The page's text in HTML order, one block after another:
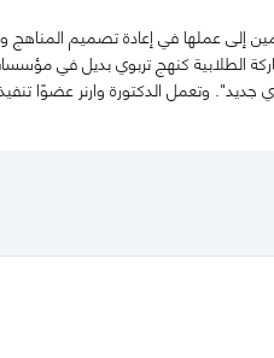
إلى عملها في إعادة تصميم
الطلابية كنهج تربوي بديل في
وتعمل الدكتورة وارنر عضوًا